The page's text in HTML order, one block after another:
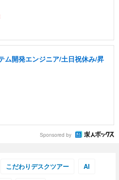
ム開発エンジニア/土日祝休み/昇
Sponsored by
こだわりデスクツアー AI